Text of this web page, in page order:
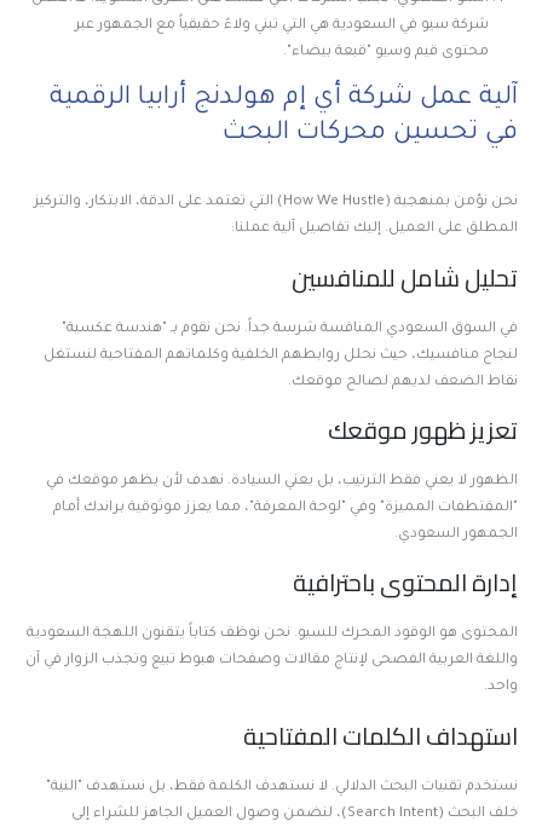
شركة سيو في السعودية هي التي تبني ولاءً حقيقياً مع الجمهور عبر
محتوى قيم وسيو "قبعة بيضاء".
آلية عمل شركة أي إم هولدنج أرابيا الرقمية
في تحسين محركات البحث
نحن نؤمن بمنهجية (How We Hustle) التي تعتمد على الدقة، الابتكار، والتركيز
المطلق على العميل. إليك تفاصيل آلية عملنا:
تحليل شامل للمنافسين
في السوق السعودي المنافسة شرسة جداً. نحن نقوم بـ "هندسة عكسية"
لنجاح منافسيك، حيث نحلل روابطهم الخلفية وكلماتهم المفتاحية لنستغل
نقاط الضعف لديهم لصالح موقعك.
تعزيز ظهور موقعك
الظهور لا يعني فقط الترتيب، بل يعني السيادة. نهدف لأن يظهر موقعك في
"المقتطفات المميزة" وفي "لوحة المعرفة"، مما يعزز موثوقية براندك أمام
الجمهور السعودي.
إدارة المحتوى باحترافية
المحتوى هو الوقود المحرك للسيو. نحن نوظف كتاباً يتقنون اللهجة السعودية
واللغة العربية الفصحى لإنتاج مقالات وصفحات هبوط تبيع وتجذب الزوار في آن
واحد.
استهداف الكلمات المفتاحية
نستخدم تقنيات البحث الدلالي. لا نستهدف الكلمة فقط، بل نستهدف "النية"
خلف البحث (Search Intent)، لنضمن وصول العميل الجاهز للشراء إلى